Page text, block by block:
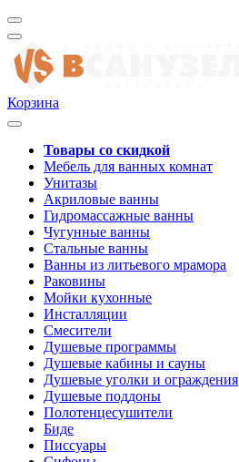
Корзина
Товары со скидкой
Мебель для ванных комнат
Унитазы
Акриловые ванны
Гидромассажные ванны
Чугунные ванны
Стальные ванны
Ванны из литьевого мрамора
Раковины
Мойки кухонные
Инсталляции
Смесители
Душевые программы
Душевые кабины и сауны
Душевые уголки и ограждения
Душевые поддоны
Полотенцесушители
Биде
Писсуары